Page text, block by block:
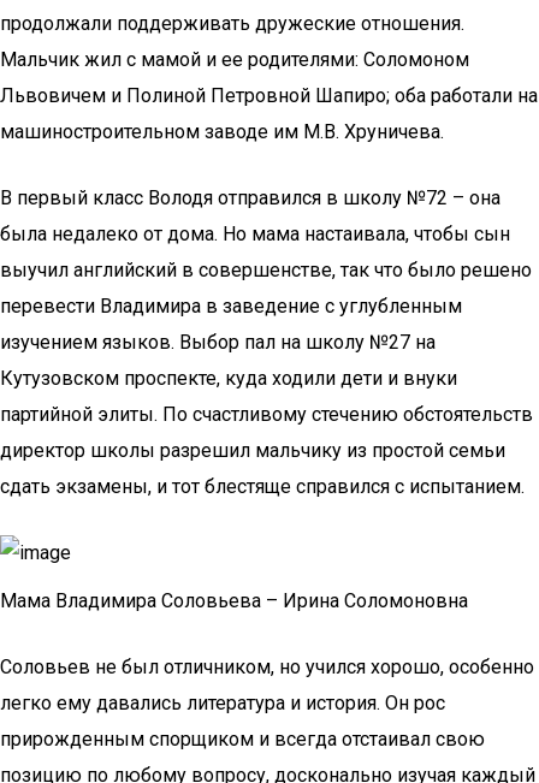
продолжали поддерживать дружеские отношения.
Мальчик жил с мамой и ее родителями: Соломоном
Львовичем и Полиной Петровной Шапиро; оба работали на
машиностроительном заводе им М.В. Хруничева.
В первый класс Володя отправился в школу №72 – она
была недалеко от дома. Но мама настаивала, чтобы сын
выучил английский в совершенстве, так что было решено
перевести Владимира в заведение с углубленным
изучением языков. Выбор пал на школу №27 на
Кутузовском проспекте, куда ходили дети и внуки
партийной элиты. По счастливому стечению обстоятельств
директор школы разрешил мальчику из простой семьи
сдать экзамены, и тот блестяще справился с испытанием.
Мама Владимира Соловьева – Ирина Соломоновна
Соловьев не был отличником, но учился хорошо, особенно
легко ему давались литература и история. Он рос
прирожденным спорщиком и всегда отстаивал свою
позицию по любому вопросу, досконально изучая каждый